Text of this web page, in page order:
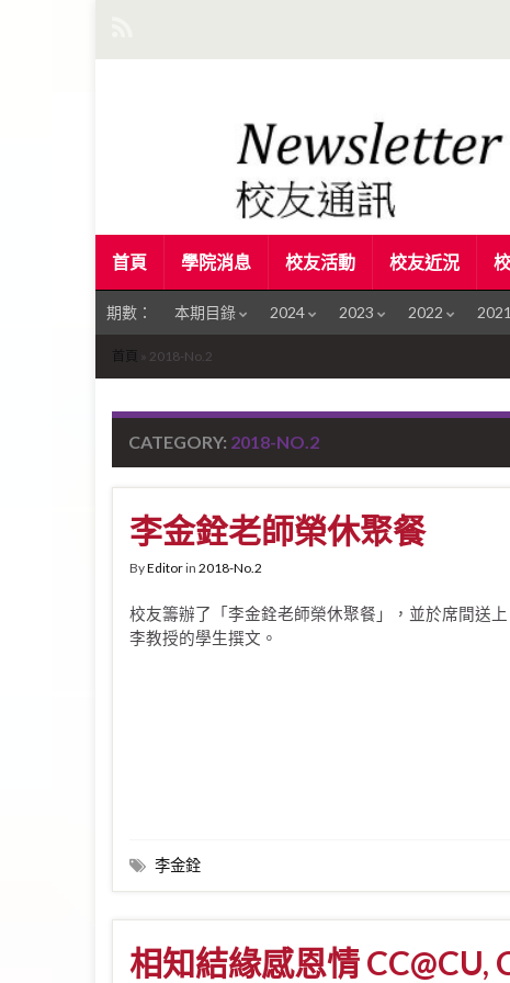
首頁 學院消息 校友活動 校友近況
期數： 本期目錄 2024 2023 2022 2021
首頁 » 2018-No.2
CATEGORY: 2018-NO.2
李金銓老師榮休聚餐
ByEditorin 2018-No.2
校友籌辦了「李金銓老師榮休聚餐」，並於席間送
李教授的學生撰文。
李金銓
相知結緣感恩情